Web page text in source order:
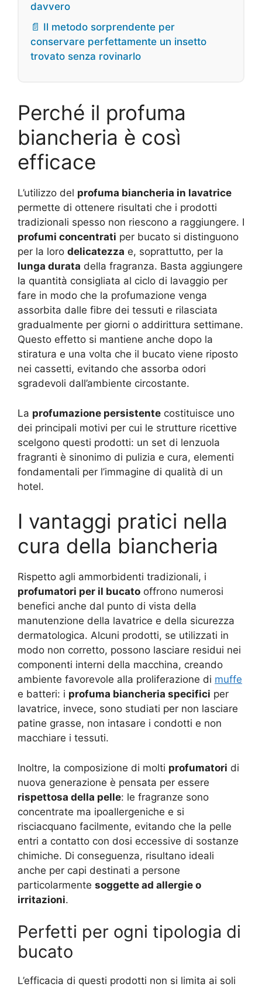
davvero
📄 Il metodo sorprendente per
conservare perfettamente un insetto
trovato senza rovinarlo
Perché il profuma
biancheria è così
efficace
L’utilizzo del profuma biancheria in lavatrice
permette di ottenere risultati che i prodotti
tradizionali spesso non riescono a raggiungere. I
profumi concentrati per bucato si distinguono
per la loro delicatezza e, soprattutto, per la
lunga durata della fragranza. Basta aggiungere
la quantità consigliata al ciclo di lavaggio per
fare in modo che la profumazione venga
assorbita dalle fibre dei tessuti e rilasciata
gradualmente per giorni o addirittura settimane.
Questo effetto si mantiene anche dopo la
stiratura e una volta che il bucato viene riposto
nei cassetti, evitando che assorba odori
sgradevoli dall’ambiente circostante.
La profumazione persistente costituisce uno
dei principali motivi per cui le strutture ricettive
scelgono questi prodotti: un set di lenzuola
fragranti è sinonimo di pulizia e cura, elementi
fondamentali per l’immagine di qualità di un
hotel.
I vantaggi pratici nella
cura della biancheria
Rispetto agli ammorbidenti tradizionali, i
profumatori per il bucato offrono numerosi
benefici anche dal punto di vista della
manutenzione della lavatrice e della sicurezza
dermatologica. Alcuni prodotti, se utilizzati in
modo non corretto, possono lasciare residui nei
componenti interni della macchina, creando
ambiente favorevole alla proliferazione di muffe
e batteri: i profuma biancheria specifici per
lavatrice, invece, sono studiati per non lasciare
patine grasse, non intasare i condotti e non
macchiare i tessuti.
Inoltre, la composizione di molti profumatori di
nuova generazione è pensata per essere
rispettosa della pelle: le fragranze sono
concentrate ma ipoallergeniche e si
risciacquano facilmente, evitando che la pelle
entri a contatto con dosi eccessive di sostanze
chimiche. Di conseguenza, risultano ideali
anche per capi destinati a persone
particolarmente soggette ad allergie o
irritazioni.
Perfetti per ogni tipologia di
bucato
L’efficacia di questi prodotti non si limita ai soli